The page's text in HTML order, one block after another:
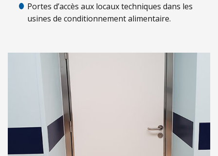
Portes d’accès aux locaux techniques dans les
usines de conditionnement alimentaire.